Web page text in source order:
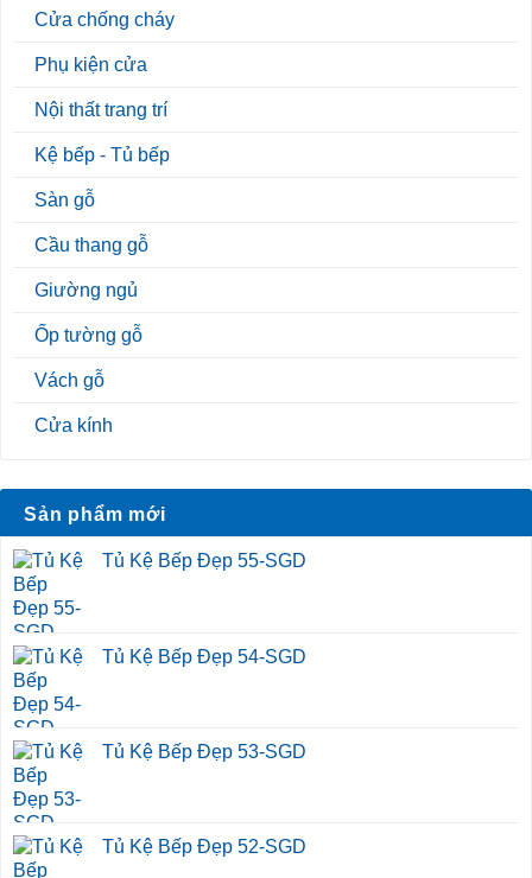
Cửa chống cháy
Phụ kiện cửa
Nội thất trang trí
Kệ bếp - Tủ bếp
Sàn gỗ
Cầu thang gỗ
Giường ngủ
Ốp tường gỗ
Vách gỗ
Cửa kính
Sản phẩm mới
Tủ Kệ Bếp Đẹp 55-SGD
Tủ Kệ Bếp Đẹp 54-SGD
Tủ Kệ Bếp Đẹp 53-SGD
Tủ Kệ Bếp Đẹp 52-SGD